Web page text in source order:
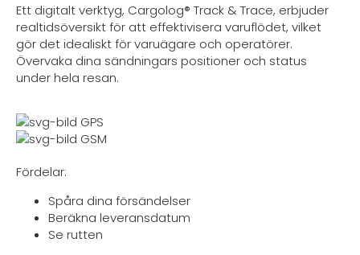
Ett digitalt verktyg, Cargolog® Track & Trace, erbjuder
realtidsöversikt för att effektivisera varuflödet, vilket
gör det idealiskt för varuägare och operatörer.
Övervaka dina sändningars positioner och status
under hela resan.
GPS
GSM
Fördelar:
Spåra dina försändelser
Beräkna leveransdatum
Se rutten